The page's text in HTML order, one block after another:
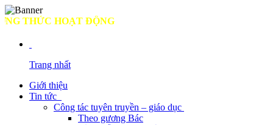
HOẠT ĐỘNG
Trang nhất
Giới thiệu
Tin tức
Công tác tuyên truyền – giáo dục
Theo gương Bác